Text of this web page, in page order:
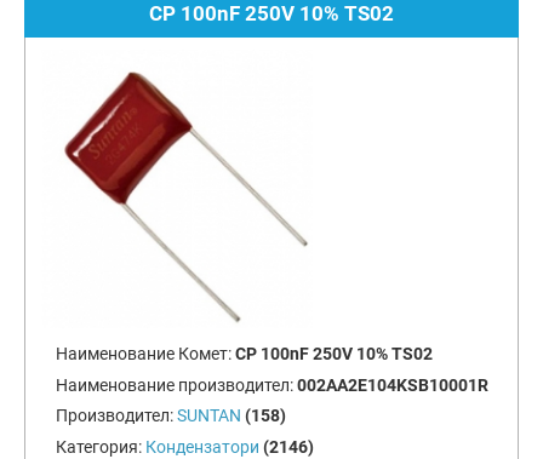
CP 100nF 250V 10% TS02
Наименование Комет:CP 100nF 250V 10% TS02
Наименование производител:002AA2E104KSB10001R
Производител:SUNTAN (158)
Категория: Кондензатори (2146)